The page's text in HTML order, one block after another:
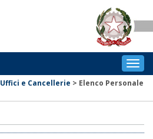
Uffici e Cancellerie > Elenco Personale